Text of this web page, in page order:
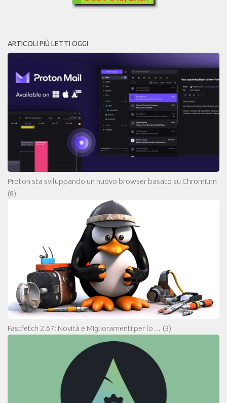
ARTICOLI PIÙ LETTI OGGI
Proton sta sviluppando un nuovo browser basato su Chromium
(8)
Fastfetch 2.67: Novità e Miglioramenti per lo… (3)